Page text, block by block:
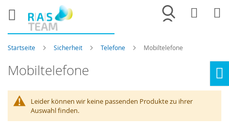
Merkliste
Startseite Sicherheit Telefone Mobiltelefone
Mobiltelefone
Leider können wir keine passenden Produkte zu ihrer
Auswahl finden.